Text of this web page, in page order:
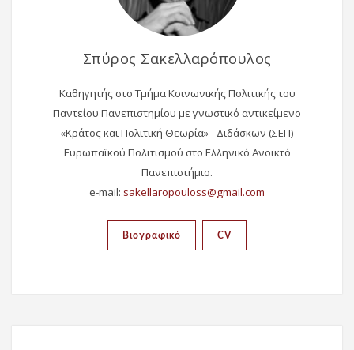
Σπύρος Σακελλαρόπουλος
Καθηγητής στο Τμήμα Κοινωνικής Πολιτικής του
Παντείου Πανεπιστημίου με γνωστικό αντικείμενο
«Κράτος και Πολιτική Θεωρία» - Διδάσκων (ΣΕΠ)
Ευρωπαϊκού Πολιτισμού στο Ελληνικό Ανοικτό
Πανεπιστήμιο.
e-mail:
Βιογραφικό CV